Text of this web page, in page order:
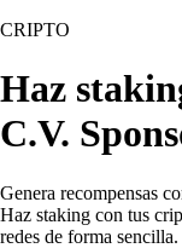
CRIPTO
Haz
C.V.
Genera recompensas
Haz staking con tus
redes de forma sencilla.